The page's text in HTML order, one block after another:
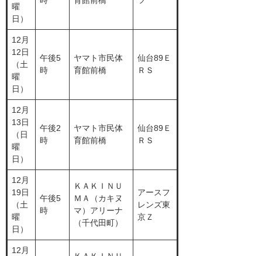
曜
日）
12月
12日
（土
曜
日）
午後5
時
ヤマト市民体
育館前橋
仙台89Ｅ
ＲＳ
12月
13日
（日
曜
日）
午後2
時
ヤマト市民体
育館前橋
仙台89Ｅ
ＲＳ
12月
19日
（土
曜
日）
午後5
時
ＫＡＫＩＮＵ
ＭＡ（カキヌ
マ）アリーナ
（千代田町）
アースフ
レンズ東
京Ｚ
12月